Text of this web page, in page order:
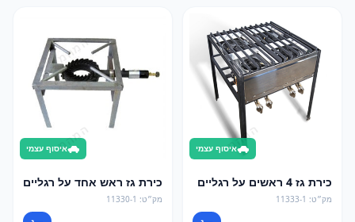
איסוף עצמי
כירת גז 4 ראשים על רגליים
מק״ט:
11333-1
איסוף עצמי
כירת גז ראש אחד על רגליים
מק״ט:
11330-1